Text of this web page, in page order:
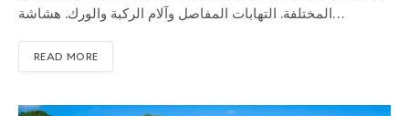
المختلفة. التهابات المفاصل وآلام الركبة والورك. هشاشة…
READ MORE